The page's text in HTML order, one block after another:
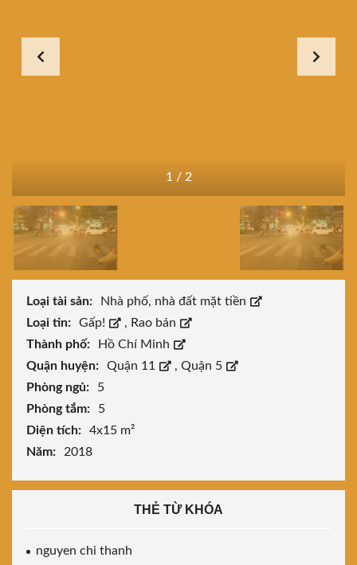
1 / 2
Loại tài sản:
Nhà phố, nhà đất mặt tiền
Loại tin:
Gấp! , Rao bán
Thành phố:
Hồ Chí Minh
Quận huyện:
Quận 11 , Quận 5
Phòng ngủ:
5
Phòng tắm:
5
Diện tích:
4x15 m²
Năm:
2018
THẺ TỪ KHÓA
nguyen chi thanh